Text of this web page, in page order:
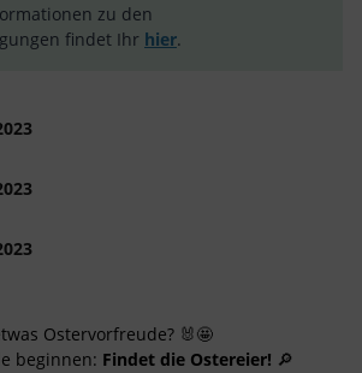
zu den
findet Ihr hier.
Ostervorfreude? 🐰🤩
beginnen: Findet die Ostereier! 🔎